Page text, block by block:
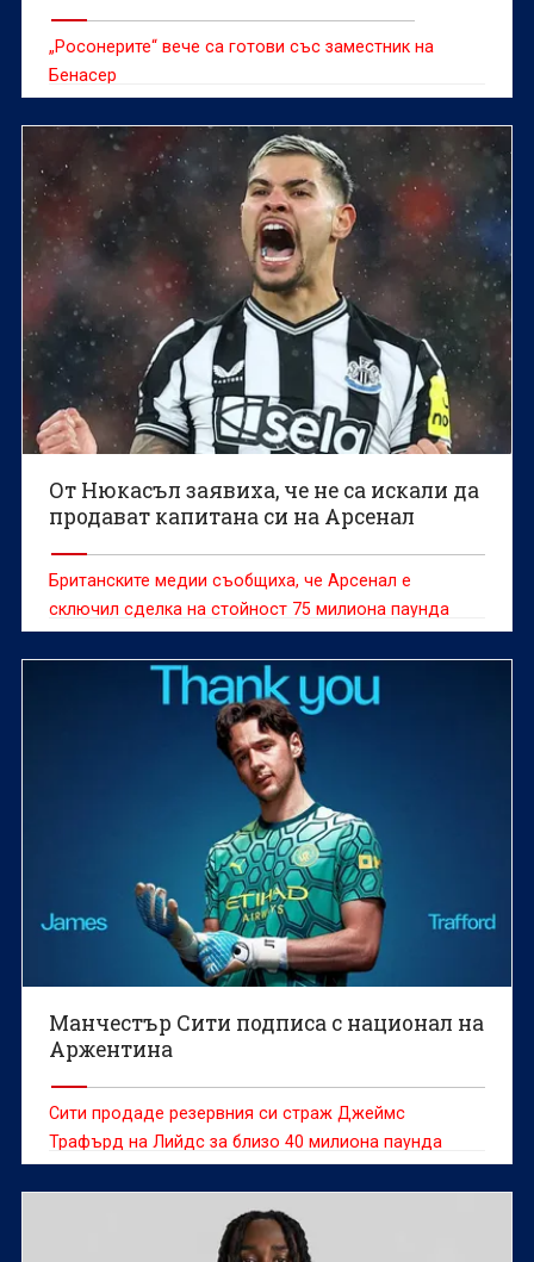
„Росонерите“ вече са готови със заместник на
Бенасер
От Нюкасъл заявиха, че не са искали да
продават капитана си на Арсенал
Британските медии съобщиха, че Арсенал е
сключил сделка на стойност 75 милиона паунда
Манчестър Сити подписа с национал на
Аржентина
Сити продаде резервния си страж Джеймс
Трафърд на Лийдс за близо 40 милиона паунда